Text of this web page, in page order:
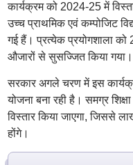
कार्यक्रम को 2024-25 में
उच्च प्राथमिक एवं कम्पोजिट
गई हैं। प्रत्येक प्रयोगशाला
औजारों से सुसज्जित किया गया।
सरकार अगले चरण में इस
योजना बना रही है। समग्र
विस्तार किया जाएगा, जिससे
होंगे।